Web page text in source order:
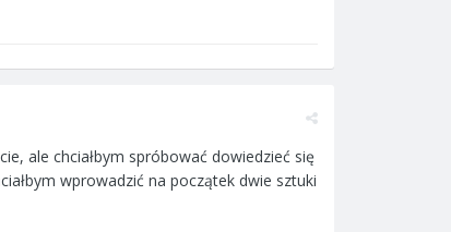
ale chciałbym spróbować dowiedzieć się
wprowadzić na początek dwie sztuki